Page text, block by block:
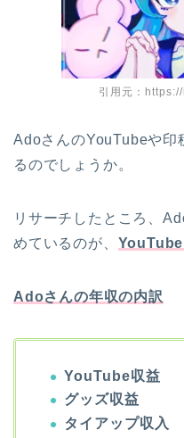
引用元：
AdoさんのYouTubeや印
るのでしょうか。
リサーチしたところ、
めているのが、
Adoさんの年収の内訳
YouTube収益
グッズ収益
タイアップ収入